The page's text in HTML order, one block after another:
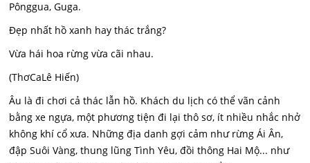
Pônggua, Guga.
Đẹp nhất hồ xanh hay thác trắng?
Vừa hái hoa rừng vừa cãi nhau.
(ThơCaLê Hiến)
Âu là đi chơi cả thác lẫn hồ. Khách du lịch có thể vãn cảnh
bằng xe ngựa, một phương tiện đi lại thô sơ, ít nhiều nhắc nhở
không khí cổ xưa. Những địa danh gợi cảm như rừng Ái Ân,
đập Suôi Vàng, thung lũng Tình Yêu, đồi thông Hai Mộ... như